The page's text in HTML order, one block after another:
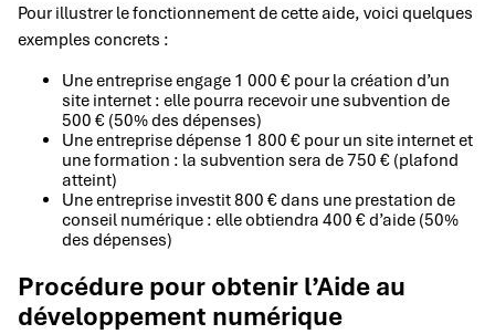
Pour illustrer le fonctionnement de cette aide, voici quelques
exemples concrets :
Une entreprise engage 1 000 € pour la création d’un
site internet : elle pourra recevoir une subvention de
500 € (50% des dépenses)
Une entreprise dépense 1 800 € pour un site internet et
une formation : la subvention sera de 750 € (plafond
atteint)
Une entreprise investit 800 € dans une prestation de
conseil numérique : elle obtiendra 400 € d’aide (50%
des dépenses)
Procédure pour obtenir l’Aide au
développement numérique